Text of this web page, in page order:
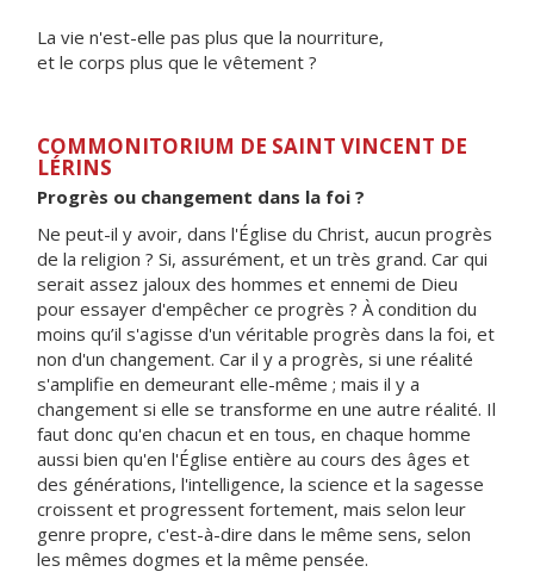
La vie n'est-elle pas plus que la nourriture,
et le corps plus que le vêtement ?
COMMONITORIUM DE SAINT VINCENT DE
LÉRINS
Progrès ou changement dans la foi ?
Ne peut-il y avoir, dans l'Église du Christ, aucun progrès
de la religion ? Si, assurément, et un très grand. Car qui
serait assez jaloux des hommes et ennemi de Dieu
pour essayer d'empêcher ce progrès ? À condition du
moins qu’il s'agisse d'un véritable progrès dans la foi, et
non d'un changement. Car il y a progrès, si une réalité
s'amplifie en demeurant elle-même ; mais il y a
changement si elle se transforme en une autre réalité. Il
faut donc qu'en chacun et en tous, en chaque homme
aussi bien qu'en l'Église entière au cours des âges et
des générations, l'intelligence, la science et la sagesse
croissent et progressent fortement, mais selon leur
genre propre, c'est-à-dire dans le même sens, selon
les mêmes dogmes et la même pensée.